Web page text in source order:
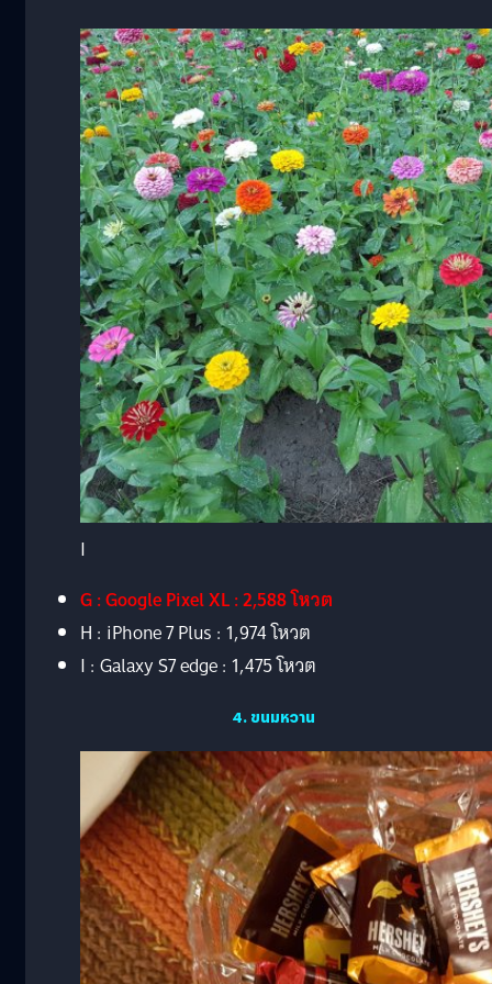
I
G : Google Pixel XL : 2,588 โหวต
H : iPhone 7 Plus : 1,974 โหวต
I : Galaxy S7 edge : 1,475 โหวต
4. ขนมหวาน